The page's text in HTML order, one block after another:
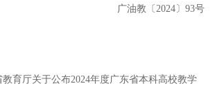
广油教 〔 2024 〕 93号
育厅关于公布2024年度广东省本科高校教学